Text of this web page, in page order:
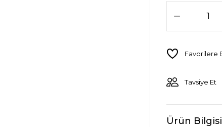
Tavsiye Et
Ürün Bilgisi